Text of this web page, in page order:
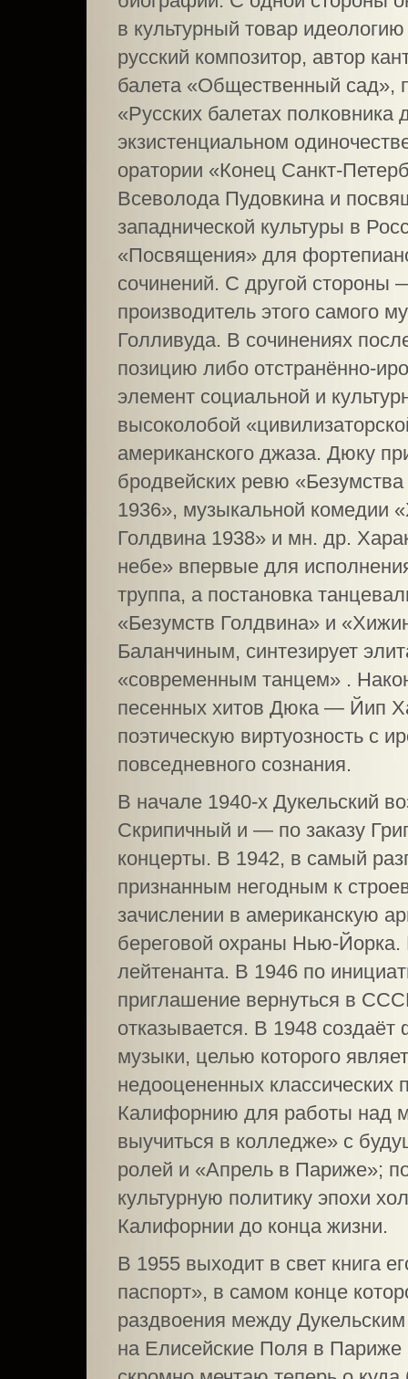
в культурный товар
русский композитор, автор
балета «Общественный сад»,
«Русских балетах
экзистенциальном
оратории «Конец Санкт-
Всеволода Пудовкина и
западнической культуры в
«Посвящения» для
сочинений. С другой
производитель этого самого
Голливуда. В сочинениях
позицию либо отстранённо-
элемент социальной и
высоколобой
американского джаза. Дюку
бродвейских ревю
1936», музыкальной комедии
Голдвина 1938» и мн. др.
небе» впервые для
труппа, а постановка
«Безумств Голдвина» и
Баланчиным, синтезирует
«современным танцем» .
песенных хитов Дюка — Йип
поэтическую виртуозность с
повседневного сознания.
В начале 1940-х Дукельский
Скрипичный и — по заказу
концерты. В 1942, в самый
признанным негодным к
зачислении в американскую
береговой охраны Нью-Йорка.
лейтенанта. В 1946 по
приглашение вернуться в
отказывается. В 1948
музыки, целью которого
недооцененных классических
Калифорнию для работы над
выучиться в колледже» с
ролей и «Апрель в Париже»;
культурную политику эпохи
Калифорнии до конца жизни.
В 1955 выходит в свет книга
паспорт», в самом конце
раздвоения между
на Елисейские Поля в Париже